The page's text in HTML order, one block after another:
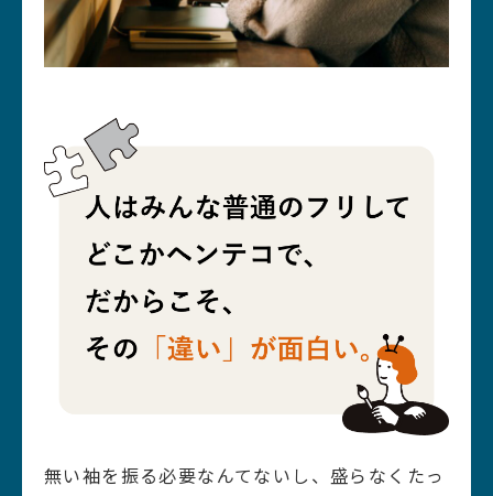
無い袖を振る必要なんてないし、盛らなくたっ